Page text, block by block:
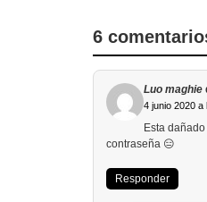
6
Luo maghie
4 junio 2020 a
Esta
contraseña 😑
Responder